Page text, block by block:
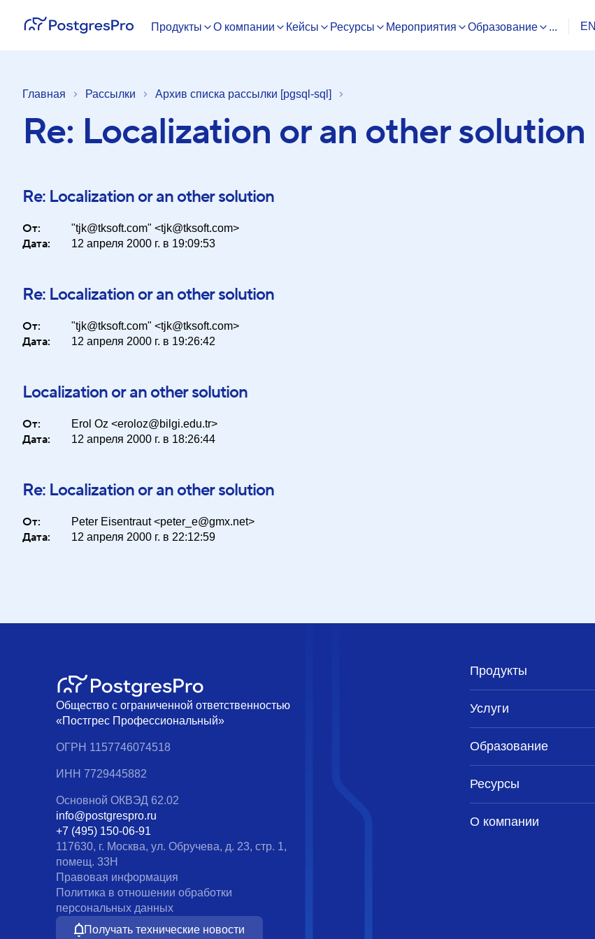
Продукты О компании Кейсы Ресурсы Мероприятия Образование ... EN
Главная Рассылки Архив списка рассылки [pgsql-sql]
Re: Localization or an other solution
Re: Localization or an other solution
От: "tjk@tksoft.com" <tjk@tksoft.com>
Дата: 12 апреля 2000 г. в 19:09:53
Re: Localization or an other solution
От: "tjk@tksoft.com" <tjk@tksoft.com>
Дата: 12 апреля 2000 г. в 19:26:42
Localization or an other solution
От: Erol Oz <eroloz@bilgi.edu.tr>
Дата: 12 апреля 2000 г. в 18:26:44
Re: Localization or an other solution
От: Peter Eisentraut <peter_e@gmx.net>
Дата: 12 апреля 2000 г. в 22:12:59
Общество с ограниченной ответственностью
«Постгрес Профессиональный»
ОГРН 1157746074518
ИНН 7729445882
Основной ОКВЭД 62.02
info@postgrespro.ru
+7 (495) 150-06-91
117630, г. Москва, ул. Обручева, д. 23, стр. 1,
помещ. 33Н
Правовая информация
Политика в отношении обработки
персональных данных
Получать технические новости
Продукты
Услуги
Образование
Ресурсы
О компании